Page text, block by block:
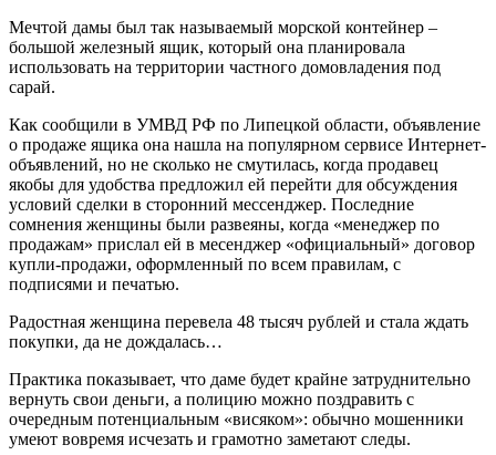
Мечтой дамы был так называемый морской контейнер –
большой железный ящик, который она планировала
использовать на территории частного домовладения под
сарай.
Как сообщили в УМВД РФ по Липецкой области, объявление
о продаже ящика она нашла на популярном сервисе Интернет-
объявлений, но не сколько не смутилась, когда продавец
якобы для удобства предложил ей перейти для обсуждения
условий сделки в сторонний мессенджер. Последние
сомнения женщины были развеяны, когда «менеджер по
продажам» прислал ей в месенджер «официальный» договор
купли-продажи, оформленный по всем правилам, с
подписями и печатью.
Радостная женщина перевела 48 тысяч рублей и стала ждать
покупки, да не дождалась…
Практика показывает, что даме будет крайне затруднительно
вернуть свои деньги, а полицию можно поздравить с
очередным потенциальным «висяком»: обычно мошенники
умеют вовремя исчезать и грамотно заметают следы.